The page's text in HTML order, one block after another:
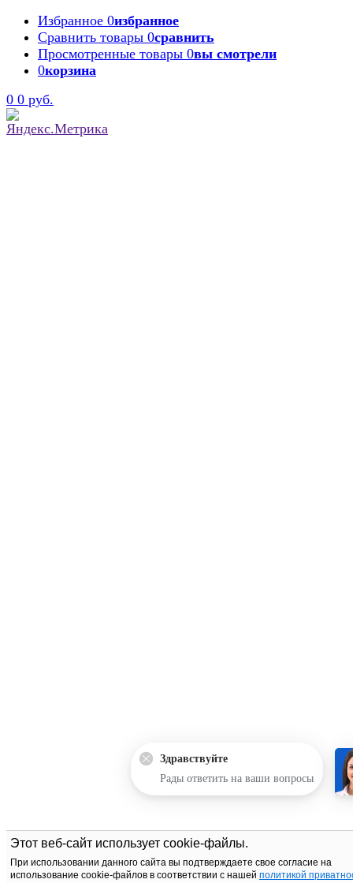
Этот веб-сайт использует cookie-файлы.
При использовании данного сайта вы подтверждаете свое согласие на
использование cookie-файлов в соответствии с нашей политикой
Избранное 0избранное
Сравнить товары 0сравнить
Просмотренные товары 0вы смотрели
0корзина
0 0 руб.
Здравствуйте
Рады ответить на ваши вопросы